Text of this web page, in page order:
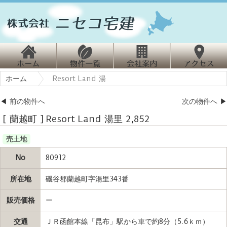
ホ
ーム
物
件情報
会
ホーム Resort Land 湯
◀ 前の物件へ 次の物件へ ▶
[ 蘭越町 ] Resort Land 湯里 2,852
売土地
No 80912
所在地 磯谷郡蘭越町字湯里343番
販売価格 ー
交通 ＪＲ函館本線「昆布」駅から車で約8分（5.6ｋｍ）